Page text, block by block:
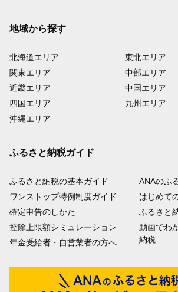
地域から探す
北海道エリア
関東エリア
近畿エリア
四国エリア
沖縄エリア
東北エリア
中部エリア
中国エリア
九州エリア
ふるさと納税ガイド
ふるさと納税の基本ガイド
ワンストップ特例制度ガイド
確定申告のしかた
控除上限額シミュレーション
年金受給者・自営業者の方へ
ANAのふ
はじめて
ふるさと
動画でわ
納税